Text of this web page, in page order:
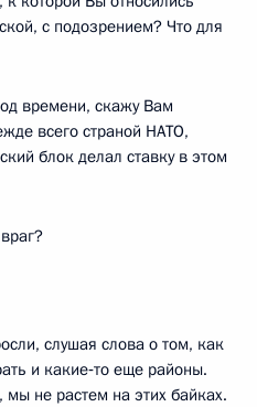
с подозрением? Что для
времени, скажу Вам
всего страной НАТО,
блок делал ставку в этом
слушая слова о том, как
и какие‑то еще районы.
мы не растем на этих байках.